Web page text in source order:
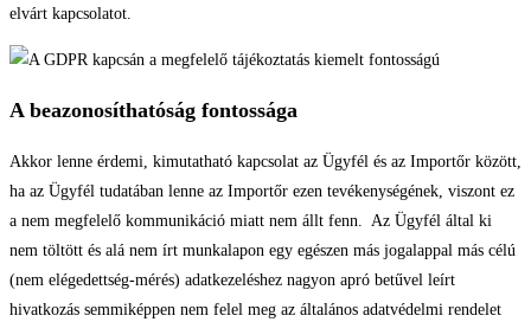
elvárt kapcsolatot.
A beazonosíthatóság fontossága
Akkor lenne érdemi, kimutatható kapcsolat az Ügyfél és az Importőr között,
ha az Ügyfél tudatában lenne az Importőr ezen tevékenységének, viszont ez
a nem megfelelő kommunikáció miatt nem állt fenn. Az Ügyfél által ki
nem töltött és alá nem írt munkalapon egy egészen más jogalappal más célú
(nem elégedettség-mérés) adatkezeléshez nagyon apró betűvel leírt
hivatkozás semmiképpen nem felel meg az általános adatvédelmi rendelet